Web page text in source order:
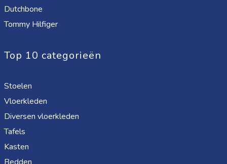
Dutchbone
Tommy Hilfiger
Top 10 categorieën
Stoelen
Vloerkleden
Diversen vloerkleden
Tafels
Kasten